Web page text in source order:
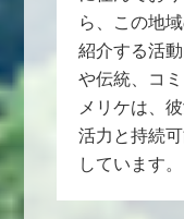
ら、この地
紹介する活
や伝統、コ
メリケは、
活力と持続
しています。